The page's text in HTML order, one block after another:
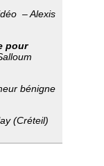
–Alexis
pour
bénigne
(Créteil)